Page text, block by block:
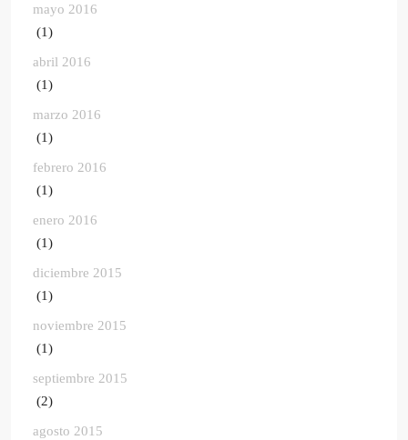
mayo 2016
(1)
abril 2016
(1)
marzo 2016
(1)
febrero 2016
(1)
enero 2016
(1)
diciembre 2015
(1)
noviembre 2015
(1)
septiembre 2015
(2)
agosto 2015